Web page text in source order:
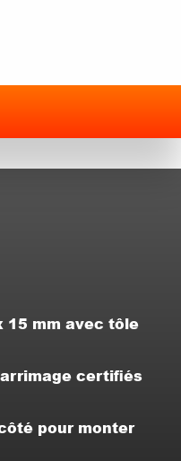
15 mm avec tôle
certifiés
pour monter